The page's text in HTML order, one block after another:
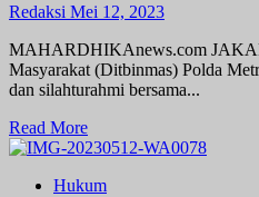
Redaksi Mei 12, 2023
MAHARDHIKAnews.com
Masyarakat (Ditbinmas) Polda
dan silahturahmi bersama...
Read MoreRead
more
Jumat
Hukum